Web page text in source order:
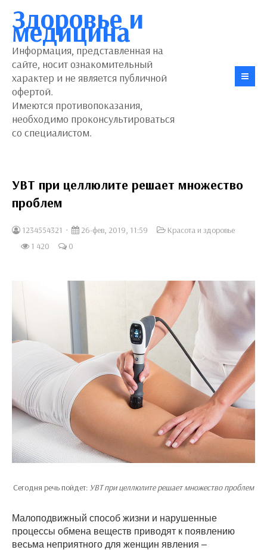
Здоровье и
медицина
Информация, представленная на
сайте, носит ознакомительный
характер и не является публичной
офертой.
Имеются противопоказания,
необходимо проконсультироваться
со специалистом.
УВТ при целлюлите решает множество
проблем
1234554321 26-фев, 2019, 11:59
Красота и здоровье
1 420
0
Сегодня речь пойдет: УВТ при целлюлите решает множество проблем
Малоподвижный способ жизни и нарушенные
процессы обмена веществ приводят к появлению
весьма неприятного для женщин явления –